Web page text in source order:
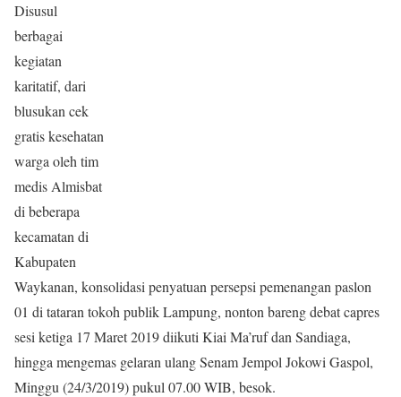
Disusul
berbagai
kegiatan
karitatif, dari
blusukan cek
gratis kesehatan
warga oleh tim
medis Almisbat
di beberapa
kecamatan di
Kabupaten
Waykanan, konsolidasi penyatuan persepsi pemenangan paslon
01 di tataran tokoh publik Lampung, nonton bareng debat capres
sesi ketiga 17 Maret 2019 diikuti Kiai Ma’ruf dan Sandiaga,
hingga mengemas gelaran ulang Senam Jempol Jokowi Gaspol,
Minggu (24/3/2019) pukul 07.00 WIB, besok.